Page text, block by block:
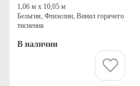
1,06 м х 10,05 м
Бельгия, Флизелин, Винил горячего
тиснения
В наличии